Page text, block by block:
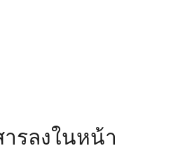
ารลงในหน้า